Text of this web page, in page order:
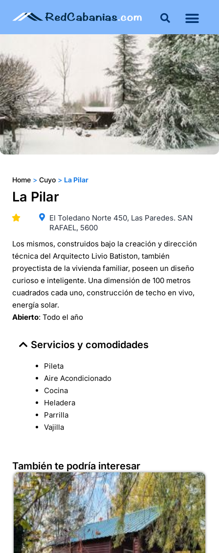
Home > Cuyo > La Pilar
La Pilar
El Toledano Norte 450, Las Paredes. SAN
RAFAEL, 5600
Los mismos, construidos bajo la creación y dirección
técnica del Arquitecto Livio Batiston, también
proyectista de la vivienda familiar, poseen un diseño
curioso e inteligente. Una dimensión de 100 metros
cuadrados cada uno, construcción de techo en vivo,
energía solar.
Abierto: Todo el año
Servicios y comodidades
Pileta
Aire Acondicionado
Cocina
Heladera
Parrilla
Vajilla
También te podría interesar